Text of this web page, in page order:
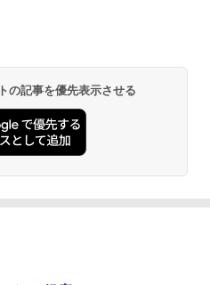
の記事を優先表示させる